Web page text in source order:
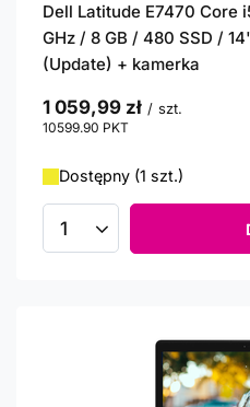
Dell Latitude E7470 Core
GHz / 8 GB / 480 SSD /
(Update) + kamerka
1 059,99 zł / szt.
10599.90 PKT
Dostępny (1 szt.)
Ilość produktów